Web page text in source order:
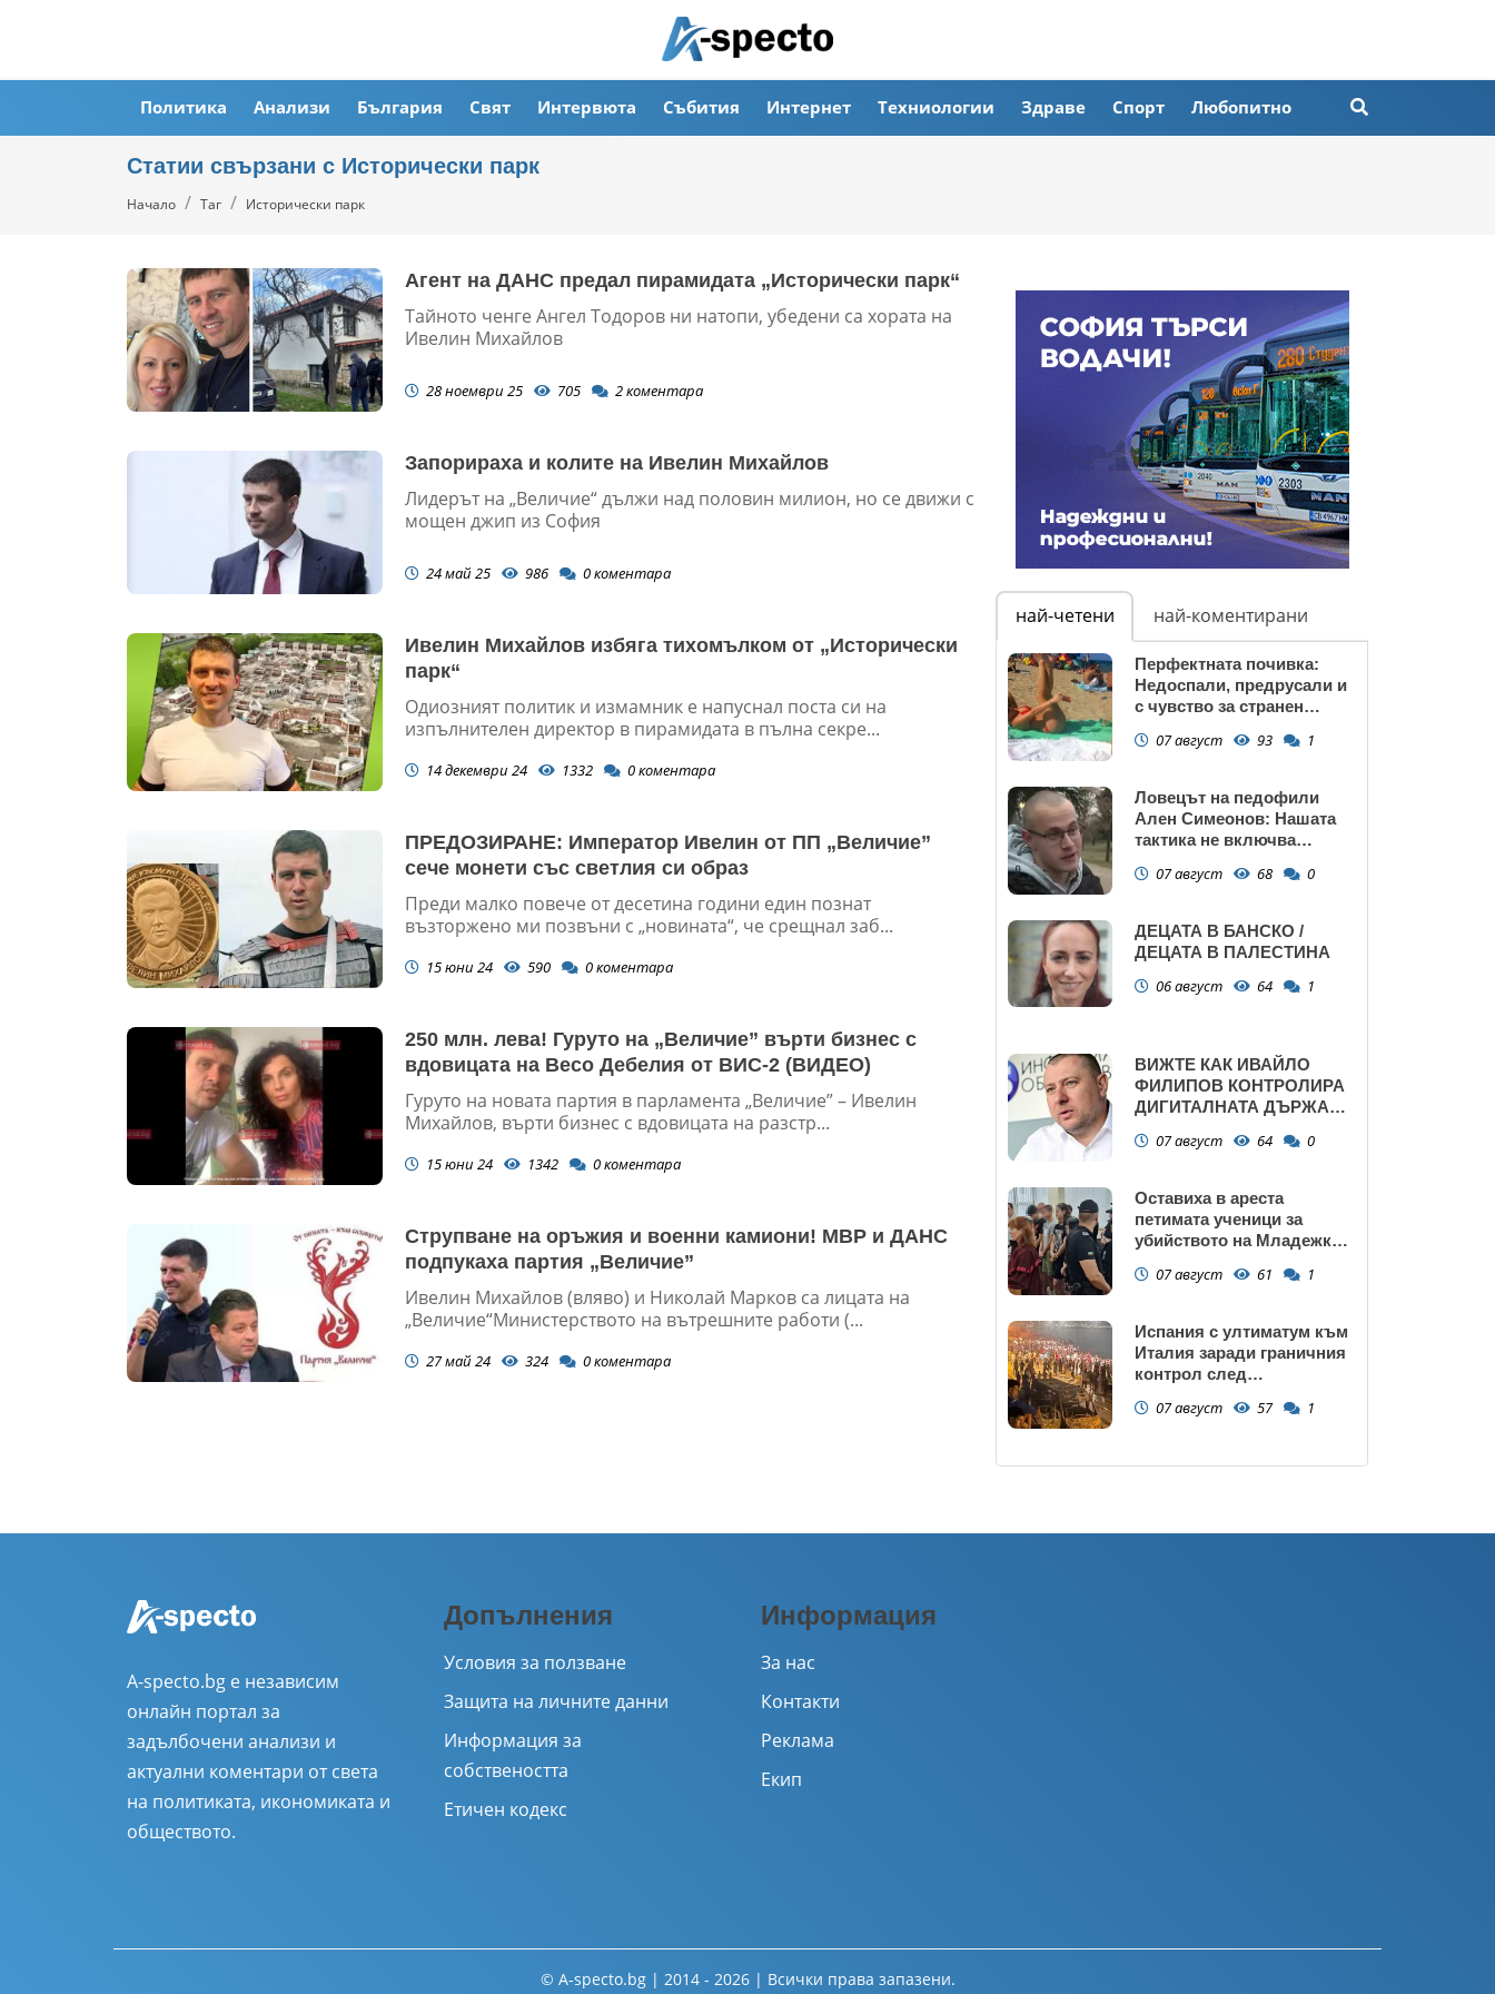
Политика Анализи България Свят Интервюта Събития Интернет Техниологии Здраве Спорт Любопитно
Статии свързани с Исторически парк
Начало Таг Исторически парк
Агент на ДАНС предал пирамидата „Исторически парк“
Тайното ченге Ангел Тодоров ни натопи, убедени са хората на
Ивелин Михайлов
28 ноември 25 705 2коментара
Запорираха и колите на Ивелин Михайлов
Лидерът на „Величие“ дължи над половин милион, но се движи с
мощен джип из София
24 май 25 986 0коментара
Ивелин Михайлов избяга тихомълком от „Исторически
парк“
Одиозният политик и измамник е напуснал поста си на
изпълнителен директор в пирамидата в пълна секре...
14 декември 24 1332 0коментара
ПРЕДОЗИРАНЕ: Император Ивелин от ПП „Величие”
сече монети със светлия си образ
Преди малко повече от десетина години един познат
възторжено ми позвъни с „новината“, че срещнал заб...
15 юни 24 590 0коментара
250 млн. лева! Гуруто на „Величие” върти бизнес с
вдовицата на Весо Дебелия от ВИС-2 (ВИДЕО)
Гуруто на новата партия в парламента „Величие” – Ивелин
Михайлов, върти бизнес с вдовицата на разстр...
15 юни 24 1342 0коментара
Струпване на оръжия и военни камиони! МВР и ДАНС
подпукаха партия „Величие”
Ивелин Михайлов (вляво) и Николай Марков са лицата на
„Величие“Министерството на вътрешните работи (...
27 май 24 324 0коментара
най-четени най-коментирани
Перфектната почивка:
Недоспали, предрусали и
с чувство за странен
07 август 93 1
Ловецът на педофили
Ален Симеонов: Нашата
тактика не включва
07 август 68 0
ДЕЦАТА В БАНСКО /
ДЕЦАТА В ПАЛЕСТИНА
06 август 64 1
ВИЖТЕ КАК ИВАЙЛО
ФИЛИПОВ КОНТРОЛИРА
ДИГИТАЛНАТА ДЪРЖАВА
ПРАВИТЕЛСТВОТО?
07 август 64 0
Оставиха в ареста
петимата ученици за
убийството на Младежкия
час, гаврили се с него и го
07 август 61 1
Испания с ултиматум към
Италия заради граничния
контрол след
07 август 57 1
A-specto.bg е независим
онлайн портал за
задълбочени анализи и
актуални коментари от света
на политиката, икономиката и
обществото.
Допълнения
Условия за ползване
Защита на личните данни
Информация за
собствеността
Етичен кодекс
Информация
За нас
Контакти
Реклама
Екип
© A-specto.bg | 2014 - 2026 | Всички права запазени.